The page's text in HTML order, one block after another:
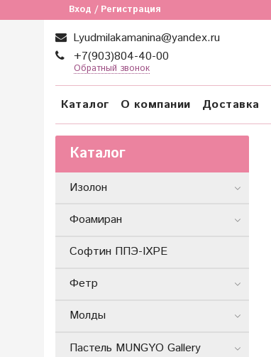
Вход / Регистрация
Lyudmilakamanina@yandex.ru
+7(903)804-40-00
Обратный звонок
Каталог О компании Доставка
Каталог
Изолон
Фоамиран
Софтин ППЭ-IXPE
Фетр
Молды
Пастель MUNGYO Gallery